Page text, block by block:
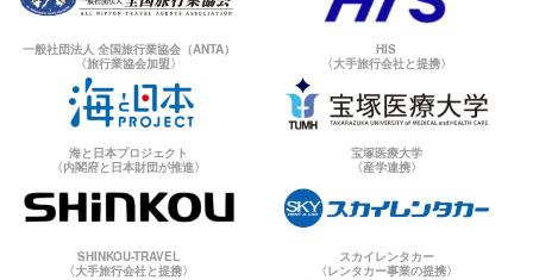
一般社団法人 全国旅行業協会（ANTA）
〈旅行業協会加盟〉
HIS
〈大手旅行会社と提携〉
海と日本プロジェクト
〈内閣府と日本財団が推進〉
宝塚医療大学
〈産学連携〉
SHINKOU-TRAVEL
〈大手旅行会社と提携〉
スカイレンタカー
〈レンタカー事業の提携〉